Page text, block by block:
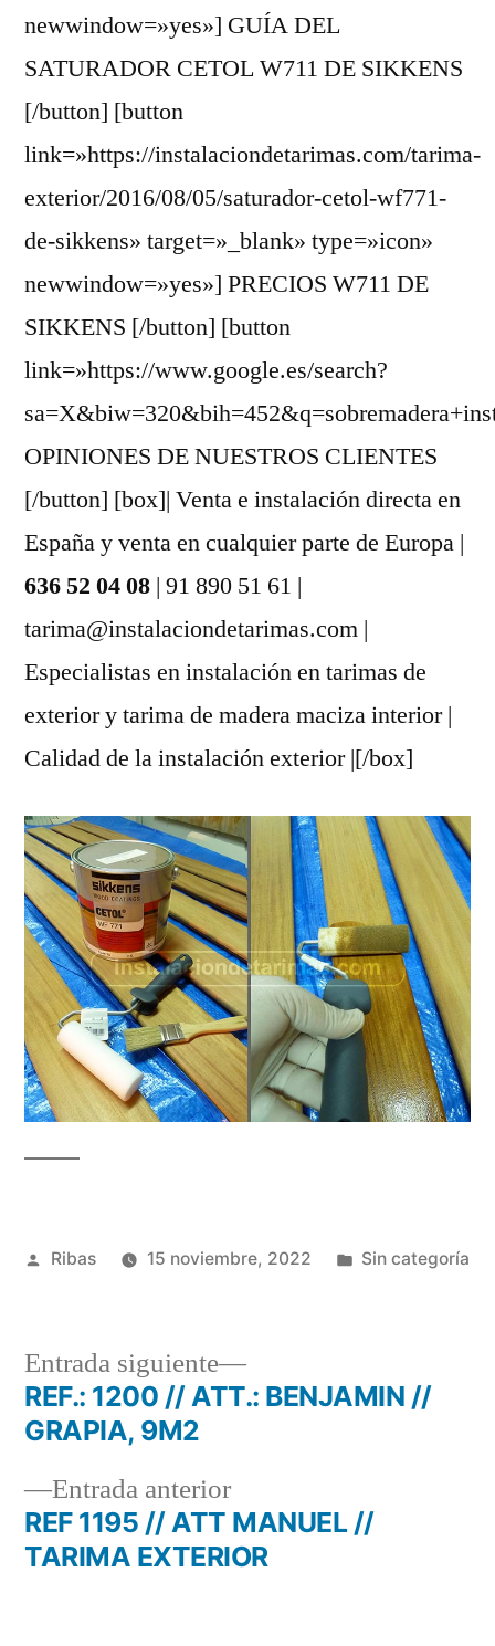
newwindow=»yes»] GUÍA DEL
SATURADOR CETOL W711 DE SIKKENS
[/button] [button
link=»https://instalaciondetarimas.com/tarima-
exterior/2016/08/05/saturador-cetol-wf771-
de-sikkens» target=»_blank» type=»icon»
newwindow=»yes»] PRECIOS W711 DE
SIKKENS [/button] [button
link=»https://www.google.es/search?
OPINIONES DE NUESTROS CLIENTES
[/button] [box]| Venta e instalación directa en
España y venta en cualquier parte de Europa |
636 52 04 08 | 91 890 51 61 |
tarima@instalaciondetarimas.com |
Especialistas en instalación en tarimas de
exterior y tarima de madera maciza interior |
Calidad de la instalación exterior |[/box]
Publicado
Ribas 15 noviembre, 2022
Publicado
Sin categoría
Navegación
entradas
Entrada anteriorEntrada
anterior:
REF 1195 // ATT MANUEL //
TARIMA EXTERIOR
Entrada siguiente
Entrada
siguiente:
REF.: 1200 // ATT.: BENJAMIN //
GRAPIA, 9M2